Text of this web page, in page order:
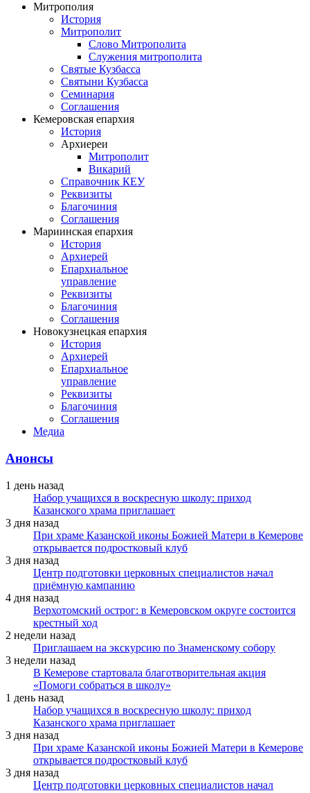
Митрополия
История
Митрополит
Слово Митрополита
Служения митрополита
Святые Кузбасса
Святыни Кузбасса
Семинария
Соглашения
Кемеровская епархия
История
Архиереи
Митрополит
Викарий
Справочник КЕУ
Реквизиты
Благочиния
Соглашения
Мариинская епархия
История
Архиерей
Епархиальное
управление
Реквизиты
Благочиния
Соглашения
Новокузнецкая епархия
История
Архиерей
Епархиальное
управление
Реквизиты
Благочиния
Соглашения
Медиа
Анонсы
1 день назад
Набор учащихся в воскресную школу: приход
Казанского храма приглашает
3 дня назад
При храме Казанской иконы Божией Матери в Кемерове
открывается подростковый клуб
3 дня назад
Центр подготовки церковных специалистов начал
приёмную кампанию
4 дня назад
Верхотомский острог: в Кемеровском округе состоится
крестный ход
2 недели назад
Приглашаем на экскурсию по Знаменскому собору
3 недели назад
В Кемерове стартовала благотворительная акция
«Помоги собраться в школу»
1 день назад
Набор учащихся в воскресную школу: приход
Казанского храма приглашает
3 дня назад
При храме Казанской иконы Божией Матери в Кемерове
открывается подростковый клуб
3 дня назад
Центр подготовки церковных специалистов начал